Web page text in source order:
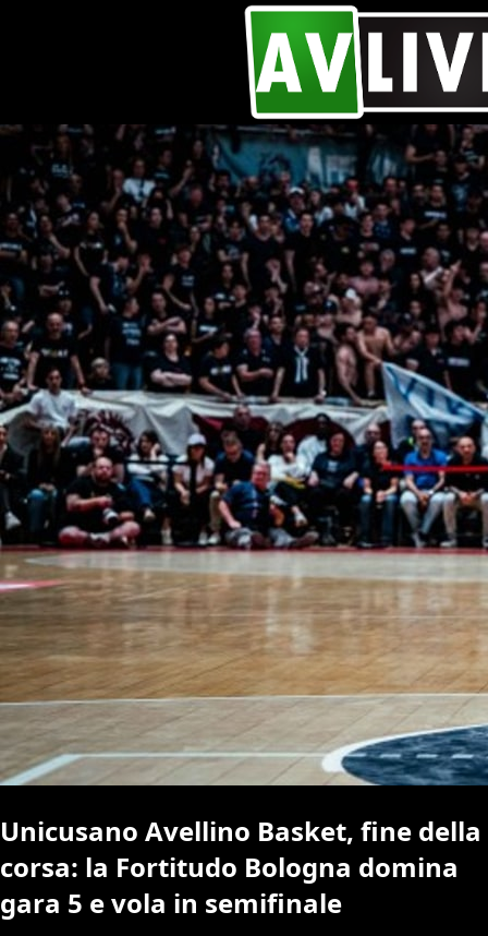
Unicusano Avellino Basket, fine della
corsa: la Fortitudo Bologna domina
gara 5 e vola in semifinale